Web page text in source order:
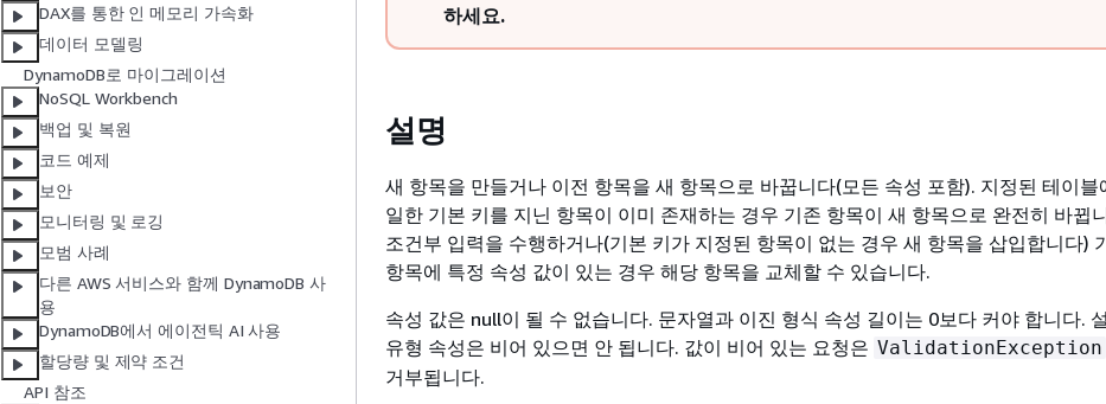
DAX를 통한 인 메모리 가속화
데이터 모델링
DynamoDB로 마이그레이션
NoSQL Workbench
백업 및 복원
코드 예제
보안
모니터링 및 로깅
모범 사례
다른 AWS 서비스와 함께 DynamoDB 사
용
DynamoDB에서 에이전틱 AI 사용
할당량 및 제약 조건
API 참조
하세요.
설명
새 항목을 만들거나 이전 항목을 새 항목으로 바꿉니다(모든 속성 포함). 지정된 테이블
일한 기본 키를 지닌 항목이 이미 존재하는 경우 기존 항목이 새 항목으로 완전히 바뀝
조건부 입력을 수행하거나(기본 키가 지정된 항목이 없는 경우 새 항목을 삽입합니다)
항목에 특정 속성 값이 있는 경우 해당 항목을 교체할 수 있습니다.
속성 값은 null이 될 수 없습니다. 문자열과 이진 형식 속성 길이는 0보다 커야 합니다.
유형 속성은 비어 있으면 안 됩니다. 값이 비어 있는 요청은 ValidationException
거부됩니다.